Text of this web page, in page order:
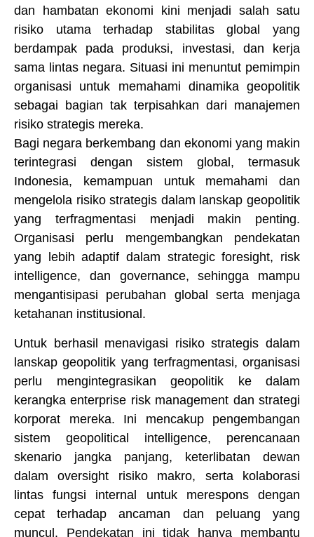
dan hambatan ekonomi kini menjadi salah satu
risiko utama terhadap stabilitas global yang
berdampak pada produksi, investasi, dan kerja
sama lintas negara. Situasi ini menuntut pemimpin
organisasi untuk memahami dinamika geopolitik
sebagai bagian tak terpisahkan dari manajemen
risiko strategis mereka.
Bagi negara berkembang dan ekonomi yang makin
terintegrasi dengan sistem global, termasuk
Indonesia, kemampuan untuk memahami dan
mengelola risiko strategis dalam lanskap geopolitik
yang terfragmentasi menjadi makin penting.
Organisasi perlu mengembangkan pendekatan
yang lebih adaptif dalam strategic foresight, risk
intelligence, dan governance, sehingga mampu
mengantisipasi perubahan global serta menjaga
ketahanan institusional.
Untuk berhasil menavigasi risiko strategis dalam
lanskap geopolitik yang terfragmentasi, organisasi
perlu mengintegrasikan geopolitik ke dalam
kerangka enterprise risk management dan strategi
korporat mereka. Ini mencakup pengembangan
sistem geopolitical intelligence, perencanaan
skenario jangka panjang, keterlibatan dewan
dalam oversight risiko makro, serta kolaborasi
lintas fungsi internal untuk merespons dengan
cepat terhadap ancaman dan peluang yang
muncul. Pendekatan ini tidak hanya membantu